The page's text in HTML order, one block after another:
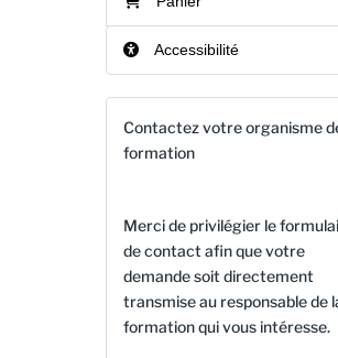
Accessibilité
Contactez votre organisme
formation
Merci de privilégier le
de contact afin que votre
demande soit directement
transmise au responsable de
formation qui vous intéresse.